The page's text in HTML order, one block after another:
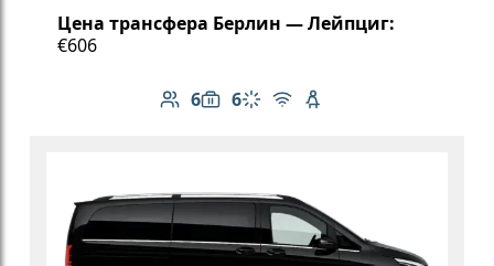
Цена трансфера Берлин — Лейпциг:
€606
6
Количество пассажиров: 6
6
Вместимость багажа: 6
Климат-контроль
Бесплатный Wi-Fi
Детское кресло